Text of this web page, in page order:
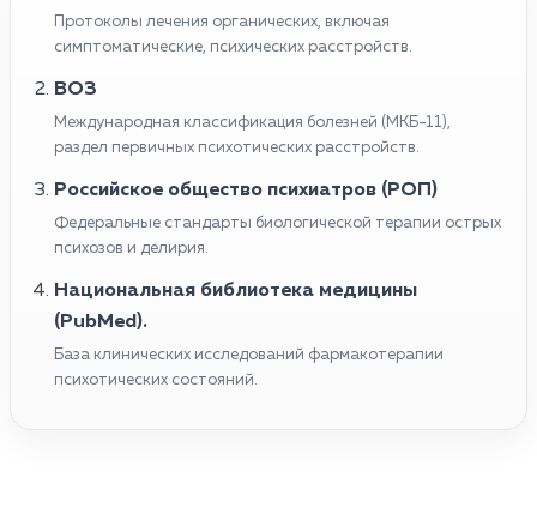
Протоколы лечения органических, включая
симптоматические, психических расстройств.
ВОЗ
Международная классификация болезней (МКБ-11),
раздел первичных психотических расстройств.
Российское общество психиатров (РОП)
Федеральные стандарты биологической терапии острых
психозов и делирия.
Национальная библиотека медицины
(PubMed).
База клинических исследований фармакотерапии
психотических состояний.